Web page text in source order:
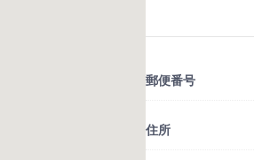
郵便番号
住所